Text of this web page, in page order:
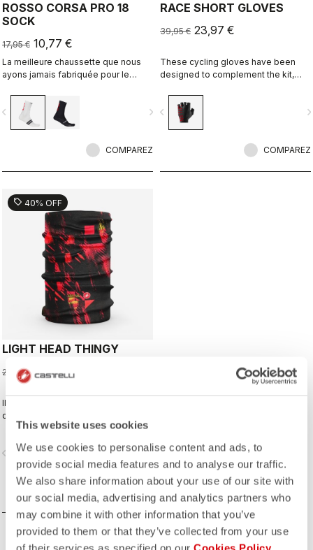
This website uses cookies
We use cookies to personalise content and ads, to
provide social media features and to analyse our traffic.
We also share information about your use of our site with
our social media, advertising and analytics partners who
may combine it with other information that you’ve
provided to them or that they’ve collected from your use
of their services as specified on our Cookies Policy.
ROSSO CORSA PRO 18
SOCK
17,95 € 10,77 €
La meilleure chaussette que nous
ayons jamais fabriquée pour le
respirante, compression au milieu
du pied, et même une languette
réfléchissante à l'arrière. Rosso
navigate_next
COMPAREZ
RACE SHORT GLOVES
39,95 € 23,97 €
These cycling gloves have been
designed to complement the kit,
who ride with Rossoneri pride.
navigate_before
COMPAREZ
sell 40% OFF
LIGHT HEAD THINGY
22,95 € 13,77 €
Il s'agit d'un gant adapté à la course
qui offre une excellente adhérence
et juste la bonne quantité de
rembourrage.
navigate_next
COMPAREZ